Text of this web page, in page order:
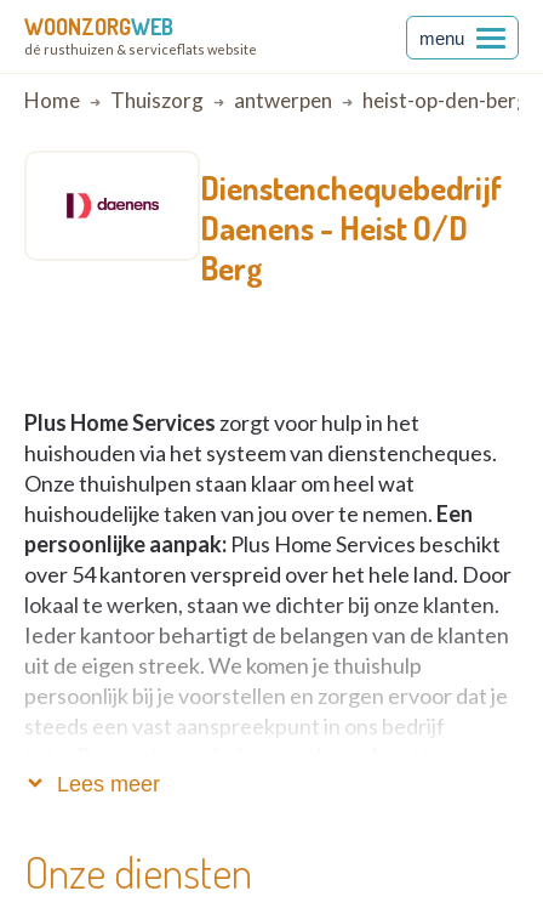
WOONZORGWEB
dé rusthuizen & serviceflats website
menu
Breadcrumb
Home Thuiszorg antwerpen heist-op-den-berg
Dienstenchequebedrijf
Daenens - Heist O/D
Berg
Plus Home Services zorgt voor hulp in het
huishouden via het systeem van dienstencheques.
Onze thuishulpen staan klaar om heel wat
huishoudelijke taken van jou over te nemen. Een
persoonlijke aanpak: Plus Home Services beschikt
over 54 kantoren verspreid over het hele land. Door
lokaal te werken, staan we dichter bij onze klanten.
Ieder kantoor behartigt de belangen van de klanten
uit de eigen streek. We komen je thuishulp
persoonlijk bij je voorstellen en zorgen ervoor dat je
steeds een vast aanspreekpunt in ons bedrijf
verbeteren van de levenskwaliteit van onze
verloning, met bijkomende voordelen en een
Lees meer
Onze diensten